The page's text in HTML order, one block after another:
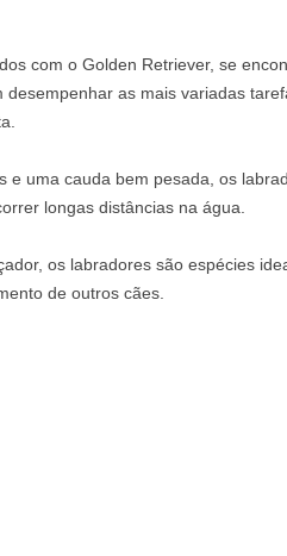
com o Golden Retriever, se
desempenhar as mais variadas
e uma cauda bem pesada, os
longas distâncias na água.
os labradores são espécies
de outros cães.